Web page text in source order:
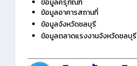
ข้อมูลครุภัณฑ์
ข้อมูลอาคารสถานที่
ข้อมูลจังหวัดชลบุรี
ข้อมูลตลาดแรงงานจังหวัดชลบุรี